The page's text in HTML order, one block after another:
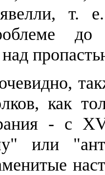
, т. е.
над
, как
- с
" или "